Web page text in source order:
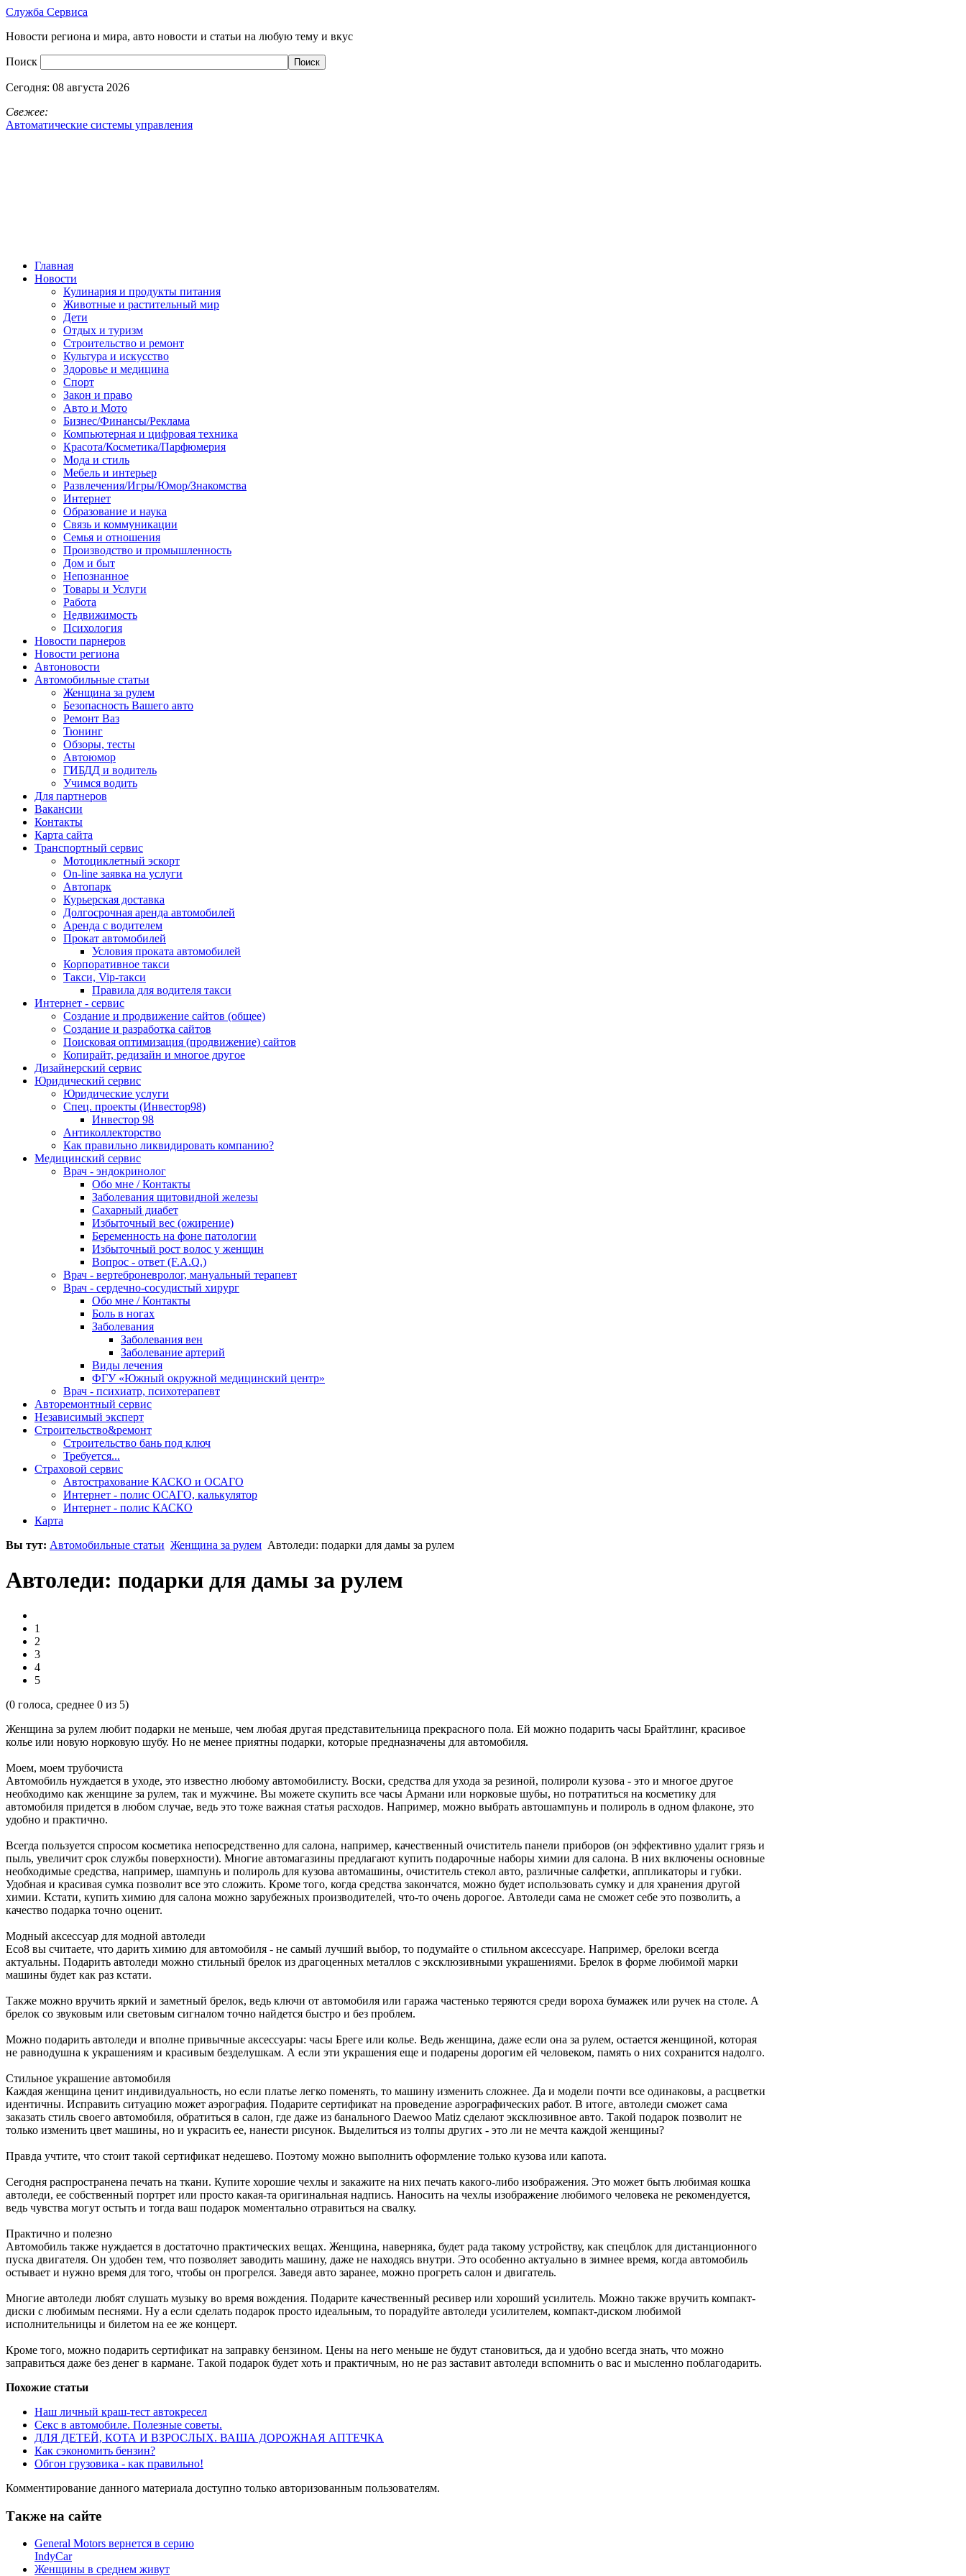
Служба Сервиса
Новости региона и мира, авто новости и статьи на любую тему и вкус
Поиск
Сегодня: 08 августа 2026
Свежее:
Автоматические системы управления
Главная
Новости
Кулинария и продукты питания
Животные и растительный мир
Дети
Отдых и туризм
Строительство и ремонт
Культура и искусство
Здоровье и медицина
Спорт
Закон и право
Авто и Мото
Бизнес/Финансы/Реклама
Компьютерная и цифровая техника
Красота/Косметика/Парфюмерия
Мода и стиль
Мебель и интерьер
Развлечения/Игры/Юмор/Знакомства
Интернет
Образование и наука
Связь и коммуникации
Семья и отношения
Производство и промышленность
Дом и быт
Непознанное
Товары и Услуги
Работа
Недвижимость
Психология
Новости парнеров
Новости региона
Автоновости
Автомобильные статьи
Женщина за рулем
Безопасность Вашего авто
Ремонт Ваз
Тюнинг
Обзоры, тесты
Автоюмор
ГИБДД и водитель
Учимся водить
Для партнеров
Вакансии
Контакты
Карта сайта
Транспортный сервис
Мотоциклетный эскорт
On-line заявка на услуги
Автопарк
Курьерская доставка
Долгосрочная аренда автомобилей
Аренда с водителем
Прокат автомобилей
Условия проката автомобилей
Корпоративное такси
Такси, Vip-такси
Правила для водителя такси
Интернет - сервис
Создание и продвижение сайтов (общее)
Создание и разработка сайтов
Поисковая оптимизация (продвижение) сайтов
Копирайт, редизайн и многое другое
Дизайнерский сервис
Юридический сервис
Юридические услуги
Спец. проекты (Инвестор98)
Инвестор 98
Антиколлекторство
Как правильно ликвидировать компанию?
Медицинский сервис
Врач - эндокринолог
Обо мне / Контакты
Заболевания щитовидной железы
Сахарный диабет
Избыточный вес (ожирение)
Беременность на фоне патологии
Избыточный рост волос у женщин
Вопрос - ответ (F.A.Q.)
Врач - вертеброневролог, мануальный терапевт
Врач - сердечно-сосудистый хирург
Обо мне / Контакты
Боль в ногах
Заболевания
Заболевания вен
Заболевание артерий
Виды лечения
ФГУ «Южный окружной медицинский центр»
Врач - психиатр, психотерапевт
Авторемонтный сервис
Независимый эксперт
Строительство&ремонт
Строительство бань под ключ
Требуется...
Страховой сервис
Автострахование КАСКО и ОСАГО
Интернет - полис ОСАГО, калькулятор
Интернет - полис КАСКО
Карта
Вы тут: Автомобильные статьи Женщина за рулем Автоледи: подарки для дамы за рулем
Автоледи: подарки для дамы за рулем
1
2
3
4
5
(0 голоса, среднее 0 из 5)
Женщина за рулем любит подарки не меньше, чем любая другая представительница прекрасного пола. Ей можно подарить часы Брайтлинг, красивое
колье или новую норковую шубу. Но не менее приятны подарки, которые предназначены для автомобиля.
Моем, моем трубочиста
Автомобиль нуждается в уходе, это известно любому автомобилисту. Воски, средства для ухода за резиной, полироли кузова - это и многое другое
необходимо как женщине за рулем, так и мужчине. Вы можете скупить все часы Армани или норковые шубы, но потратиться на косметику для
автомобиля придется в любом случае, ведь это тоже важная статья расходов. Например, можно выбрать автошампунь и полироль в одном флаконе, это
удобно и практично.
Всегда пользуется спросом косметика непосредственно для салона, например, качественный очиститель панели приборов (он эффективно удалит грязь и
пыль, увеличит срок службы поверхности). Многие автомагазины предлагают купить подарочные наборы химии для салона. В них включены основные
необходимые средства, например, шампунь и полироль для кузова автомашины, очиститель стекол авто, различные салфетки, аппликаторы и губки.
Удобная и красивая сумка позволит все это сложить. Кроме того, когда средства закончатся, можно будет использовать сумку и для хранения другой
химии. Кстати, купить химию для салона можно зарубежных производителей, что-то очень дорогое. Автоледи сама не сможет себе это позволить, а
качество подарка точно оценит.
Модный аксессуар для модной автоледи
Есо8 вы считаете, что дарить химию для автомобиля - не самый лучший выбор, то подумайте о стильном аксессуаре. Например, брелоки всегда
актуальны. Подарить автоледи можно стильный брелок из драгоценных металлов с эксклюзивными украшениями. Брелок в форме любимой марки
машины будет как раз кстати.
Также можно вручить яркий и заметный брелок, ведь ключи от автомобиля или гаража частенько теряются среди вороха бумажек или ручек на столе. А
брелок со звуковым или световым сигналом точно найдется быстро и без проблем.
Можно подарить автоледи и вполне привычные аксессуары: часы Бреге или колье. Ведь женщина, даже если она за рулем, остается женщиной, которая
не равнодушна к украшениям и красивым безделушкам. А если эти украшения еще и подарены дорогим ей человеком, память о них сохранится надолго.
Стильное украшение автомобиля
Каждая женщина ценит индивидуальность, но если платье легко поменять, то машину изменить сложнее. Да и модели почти все одинаковы, а расцветки
идентичны. Исправить ситуацию может аэрография. Подарите сертификат на проведение аэрографических работ. В итоге, автоледи сможет сама
заказать стиль своего автомобиля, обратиться в салон, где даже из банального Daewoo Matiz сделают эксклюзивное авто. Такой подарок позволит не
только изменить цвет машины, но и украсить ее, нанести рисунок. Выделиться из толпы других - это ли не мечта каждой женщины?
Правда учтите, что стоит такой сертификат недешево. Поэтому можно выполнить оформление только кузова или капота.
Сегодня распространена печать на ткани. Купите хорошие чехлы и закажите на них печать какого-либо изображения. Это может быть любимая кошка
автоледи, ее собственный портрет или просто какая-та оригинальная надпись. Наносить на чехлы изображение любимого человека не рекомендуется,
ведь чувства могут остыть и тогда ваш подарок моментально отравиться на свалку.
Практично и полезно
Автомобиль также нуждается в достаточно практических вещах. Женщина, наверняка, будет рада такому устройству, как спецблок для дистанционного
пуска двигателя. Он удобен тем, что позволяет заводить машину, даже не находясь внутри. Это особенно актуально в зимнее время, когда автомобиль
остывает и нужно время для того, чтобы он прогрелся. Заведя авто заранее, можно прогреть салон и двигатель.
Многие автоледи любят слушать музыку во время вождения. Подарите качественный ресивер или хороший усилитель. Можно также вручить компакт-
диски с любимым песнями. Ну а если сделать подарок просто идеальным, то порадуйте автоледи усилителем, компакт-диском любимой
исполнительницы и билетом на ее же концерт.
Кроме того, можно подарить сертификат на заправку бензином. Цены на него меньше не будут становиться, да и удобно всегда знать, что можно
заправиться даже без денег в кармане. Такой подарок будет хоть и практичным, но не раз заставит автоледи вспомнить о вас и мысленно поблагодарить.
Похожие статьи
Наш личный краш-тест автокресел
Секс в автомобиле. Полезные советы.
ДЛЯ ДЕТЕЙ, КОТА И ВЗРОСЛЫХ. ВАША ДОРОЖНАЯ АПТЕЧКА
Как сэкономить бензин?
Обгон грузовика - как правильно!
Комментирование данного материала доступно только авторизованным пользователям.
Также на сайте
General Motors вернется в серию
IndyCar
Женщины в среднем живут